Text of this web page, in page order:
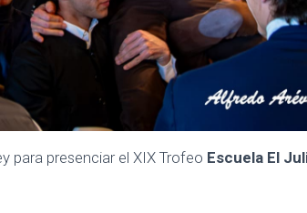
para presenciar el XIX Trofeo Escuela El